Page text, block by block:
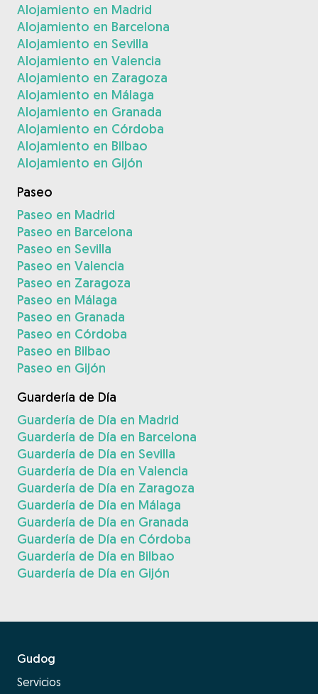
Alojamiento en Madrid
Alojamiento en Barcelona
Alojamiento en Sevilla
Alojamiento en Valencia
Alojamiento en Zaragoza
Alojamiento en Málaga
Alojamiento en Granada
Alojamiento en Córdoba
Alojamiento en Bilbao
Alojamiento en Gijón
Paseo
Paseo en Madrid
Paseo en Barcelona
Paseo en Sevilla
Paseo en Valencia
Paseo en Zaragoza
Paseo en Málaga
Paseo en Granada
Paseo en Córdoba
Paseo en Bilbao
Paseo en Gijón
Guardería de Día
Guardería de Día en Madrid
Guardería de Día en Barcelona
Guardería de Día en Sevilla
Guardería de Día en Valencia
Guardería de Día en Zaragoza
Guardería de Día en Málaga
Guardería de Día en Granada
Guardería de Día en Córdoba
Guardería de Día en Bilbao
Guardería de Día en Gijón
Gudog
Servicios